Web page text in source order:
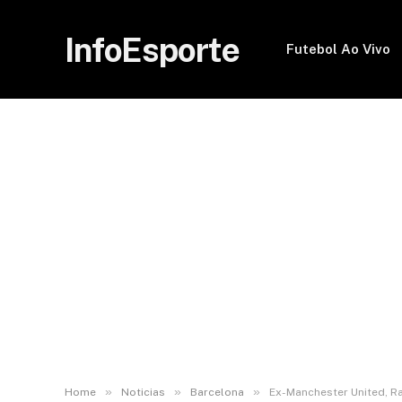
InfoEsporte Futebol Ao Vivo
Home » Noticias » Barcelona » Ex-Manchester United,